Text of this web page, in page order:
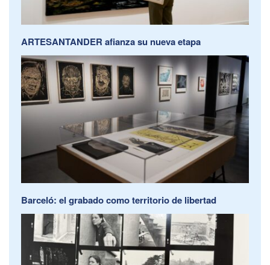
ARTESANTANDER afianza su nueva etapa
Barceló: el grabado como territorio de libertad